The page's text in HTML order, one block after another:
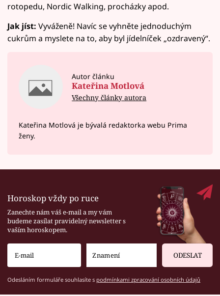
rotopedu, Nordic Walking, procházky apod.
Jak jíst: Vyváženě! Navíc se vyhněte jednoduchým
cukrům a myslete na to, aby byl jídelníček „ozdravený“.
Autor článku
Kateřina Motlová
Všechny články autora
Kateřina Motlová je bývalá redaktorka webu Prima
ženy.
Horoskop vždy po ruce
Zanechte nám váš e-mail a my vám
budeme zasílat pravidelný newsletter s
vaším horoskopem.
ODESLAT
Odesláním formuláře souhlasíte s podmínkami zpracování osobních údajů